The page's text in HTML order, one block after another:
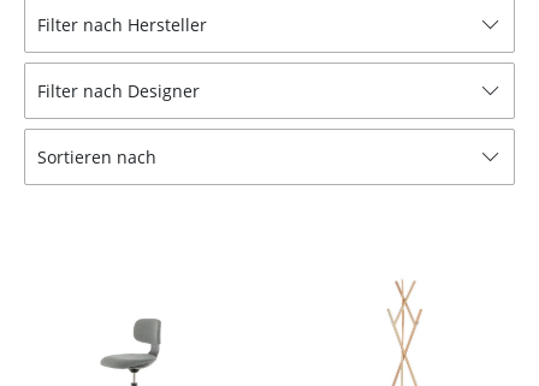
Hocker
Bänke & Liegen
Sitzsäcke
Bürodrehstühle
Konferenzstühle
Filter nach Hersteller
Filter nach Designer
Sortieren nach